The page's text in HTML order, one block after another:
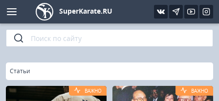
SuperKarate.RU
Главная
»
Статьи
ВАЖНО ВАЖНО
Киокушинкай
Кёкусин (IFK)
Шинкиокушинкай
Фото
Видео
Интервью
Статьи
Уроки каратэ
Файлы
Библиотека